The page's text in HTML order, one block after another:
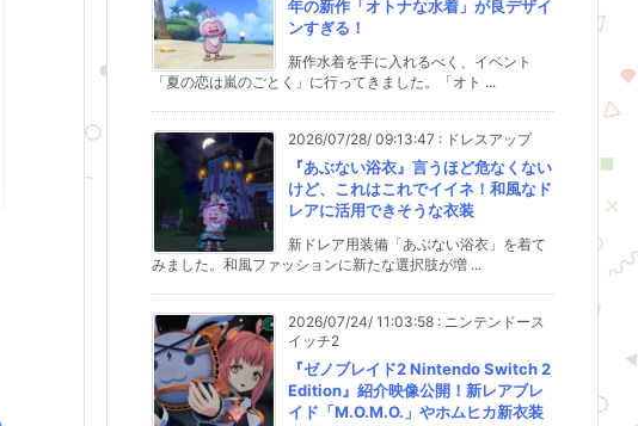
年の新作「オトナな水着」が良デザイ
ンすぎる！
新作水着を手に入れるべく、イベント
「夏の恋は嵐のごとく」に行ってきました。「オト ...
2026/07/28/ 09:13:47 : ドレスアップ
『あぶない浴衣』言うほど危なくない
けど、これはこれでイイネ！和風なド
レアに活用できそうな衣装
新ドレア用装備「あぶない浴衣」を着て
みました。和風ファッションに新たな選択肢が増 ...
2026/07/24/ 11:03:58 : ニンテンドース
イッチ2
『ゼノブレイド2 Nintendo Switch 2
Edition』紹介映像公開！新レアブレ
イド「M.O.M.O.」やホムヒカ新衣装